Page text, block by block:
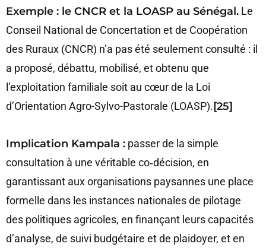
Exemple : le CNCR et la LOASP au Sénégal. Le
Conseil National de Concertation et de Coopération
des Ruraux (CNCR) n’a pas été seulement consulté : il
a proposé, débattu, mobilisé, et obtenu que
l’exploitation familiale soit au cœur de la Loi
d’Orientation Agro-Sylvo-Pastorale (LOASP).[25]
Implication Kampala : passer de la simple
consultation à une véritable co‑décision, en
garantissant aux organisations paysannes une place
formelle dans les instances nationales de pilotage
des politiques agricoles, en finançant leurs capacités
d’analyse, de suivi budgétaire et de plaidoyer, et en